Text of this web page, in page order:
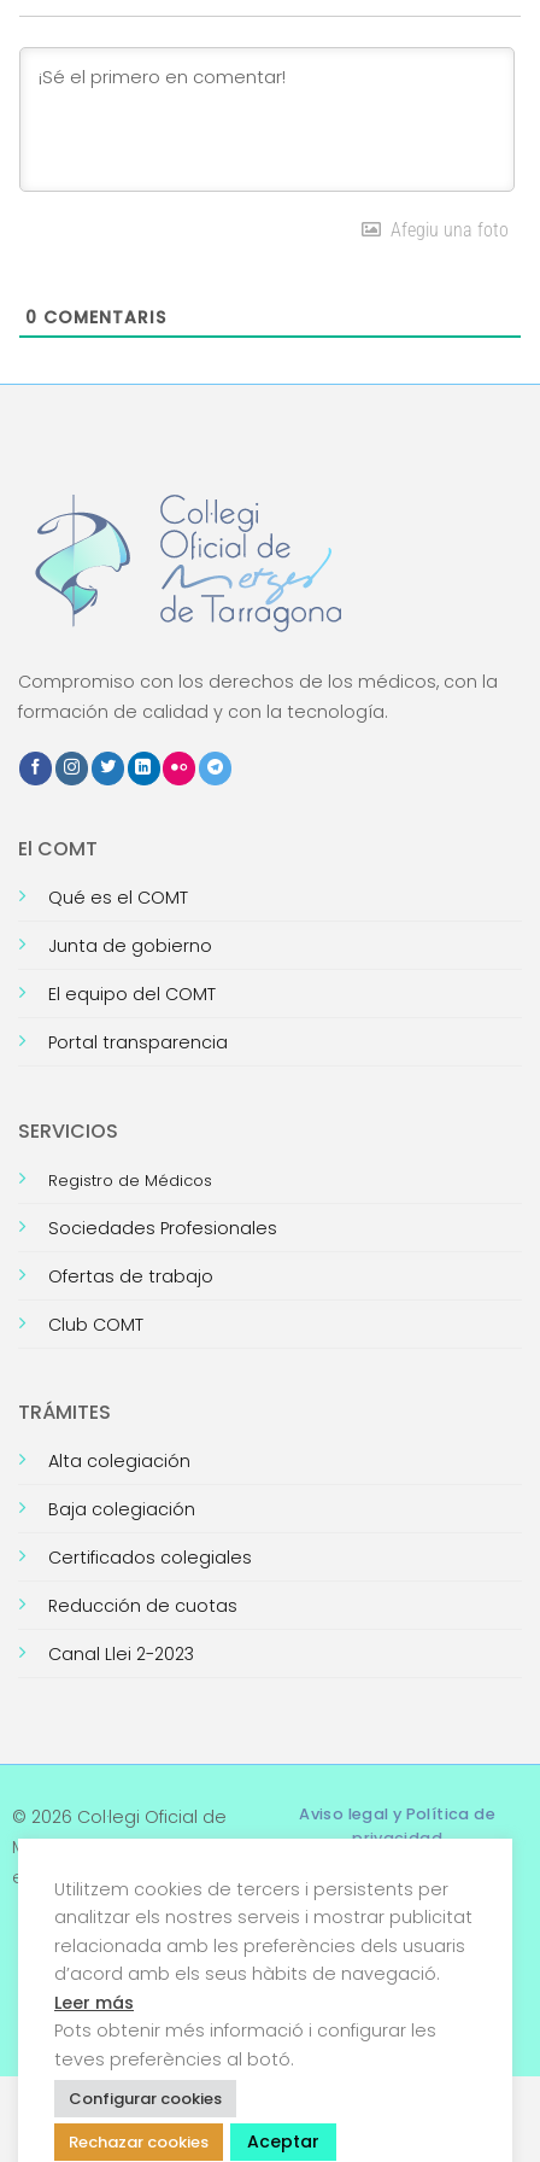
Link
Afegiu una foto
0 COMENTARIS
Compromiso con los derechos de los médicos, con la
formación de calidad y con la tecnología.
El COMT
Qué es el COMT
Junta de gobierno
El equipo del COMT
Portal transparencia
SERVICIOS
Registro de Médicos
Sociedades Profesionales
Ofertas de trabajo
Club COMT
TRÁMITES
Alta colegiación
Baja colegiación
Certificados colegiales
Reducción de cuotas
Canal Llei 2-2023
© 2026 Col·legi Oficial de
Metges de Tarragona. Tots
els drets reservats
Aviso legal y Política de
privacidad
Términos y condiciones
Política de cookies
Utilitzem cookies de tercers i persistents per
analitzar els nostres serveis i mostrar publicitat
relacionada amb les preferències dels usuaris
d’acord amb els seus hàbits de navegació.
Leer más
Pots obtenir més informació i configurar les
teves preferències al botó.
Configurar cookies
Rechazar cookies
Aceptar